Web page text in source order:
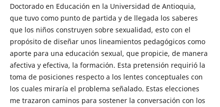
Doctorado en Educación en la Universidad de Antioquia,
que tuvo como punto de partida y de llegada los saberes
que los niños construyen sobre sexualidad, esto con el
propósito de diseñar unos lineamientos pedagógicos como
aporte para una educación sexual, que propicie, de manera
afectiva y efectiva, la formación. Esta pretensión requirió la
toma de posiciones respecto a los lentes conceptuales con
los cuales miraría el problema señalado. Estas elecciones
me trazaron caminos para sostener la conversación con los